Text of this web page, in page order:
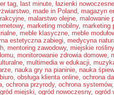
tag, last minute, łazienki nowoczesne
, made in Poland, magazyn
, malarstwo olejne, malowanie
, marketing mobilny, marketing
, meble klasyczne, meble
estetyczna zabiegi, medycyna
, mentoring zawodowy, miejskie rośliny
, monitorowanie zdrowia domowe,
, multimedia w edukacji,
, nauka gry na pianinie, nauka
, obsługa klienta online, ochrona
, ochrona przyrody, ochrona systemów
miejski, ogród nowoczesny, ogród